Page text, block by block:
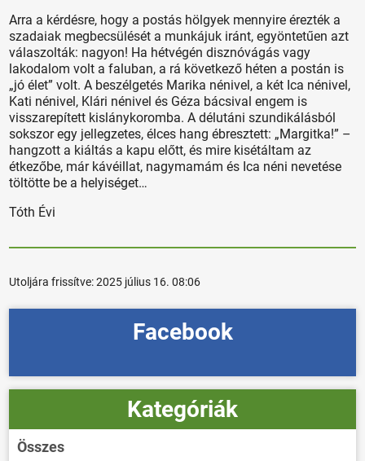
Arra a kérdésre, hogy a postás hölgyek mennyire érezték a
szadaiak megbecsülését a munkájuk iránt, egyöntetűen azt
válaszolták: nagyon! Ha hétvégén disznóvágás vagy
lakodalom volt a faluban, a rá következő héten a postán is
„jó élet” volt. A beszélgetés Marika nénivel, a két Ica nénivel,
Kati nénivel, Klári nénivel és Géza bácsival engem is
visszarepített kislánykoromba. A délutáni szundikálásból
sokszor egy jellegzetes, élces hang ébresztett: „Margitka!” –
hangzott a kiáltás a kapu előtt, és mire kisétáltam az
étkezőbe, már kávéillat, nagymamám és Ica néni nevetése
töltötte be a helyiséget…
Tóth Évi
Utoljára frissítve:2025 július 16. 08:06
Facebook
Kategóriák
Összes